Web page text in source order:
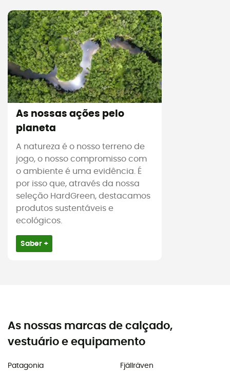
As nossas ações pelo
planeta
A natureza é o nosso terreno de
jogo, o nosso compromisso com
o ambiente é uma evidência. É
por isso que, através da nossa
seleção HardGreen, destacamos
produtos sustentáveis e
ecológicos.
Saber +
As nossas marcas de calçado,
vestuário e equipamento
Patagonia
Fjällräven